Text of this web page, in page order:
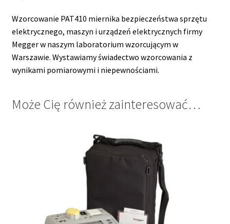
Wzorcowanie PAT410 miernika bezpieczeństwa sprzętu
elektrycznego, maszyn i urządzeń elektrycznych firmy
Megger w naszym laboratorium wzorcującym w
Warszawie. Wystawiamy świadectwo wzorcowania z
wynikami pomiarowymi i niepewnościami.
Może Cię również zainteresować…